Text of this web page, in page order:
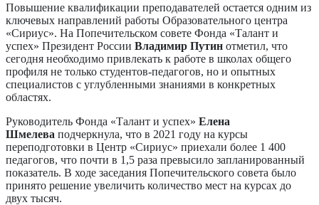
Повышение квалификации преподавателей остается одним из
ключевых направлений работы Образовательного центра
«Сириус». На Попечительском совете Фонда «Талант и
успех» Президент России Владимир Путин отметил, что
сегодня необходимо привлекать к работе в школах общего
профиля не только студентов-педагогов, но и опытных
специалистов с углубленными знаниями в конкретных
областях.
Руководитель Фонда «Талант и успех» Елена
Шмелева подчеркнула, что в 2021 году на курсы
переподготовки в Центр «Сириус» приехали более 1 400
педагогов, что почти в 1,5 раза превысило запланированный
показатель. В ходе заседания Попечительского совета было
принято решение увеличить количество мест на курсах до
двух тысяч.